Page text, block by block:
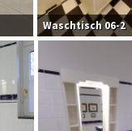
Waschtisch 06-2